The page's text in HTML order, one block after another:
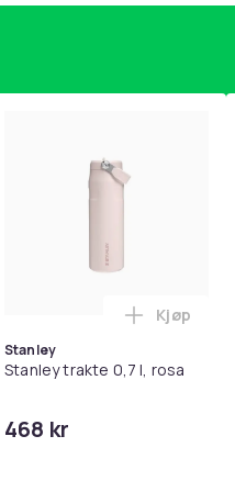
yoga og
QC 2 AE 2, AE 2i, AE 2w,
AG10 / LR1130 / LR54 / 189
Stanley
Stanley trakte 0,7 l, rosa
468 kr
Legg
Kjøp